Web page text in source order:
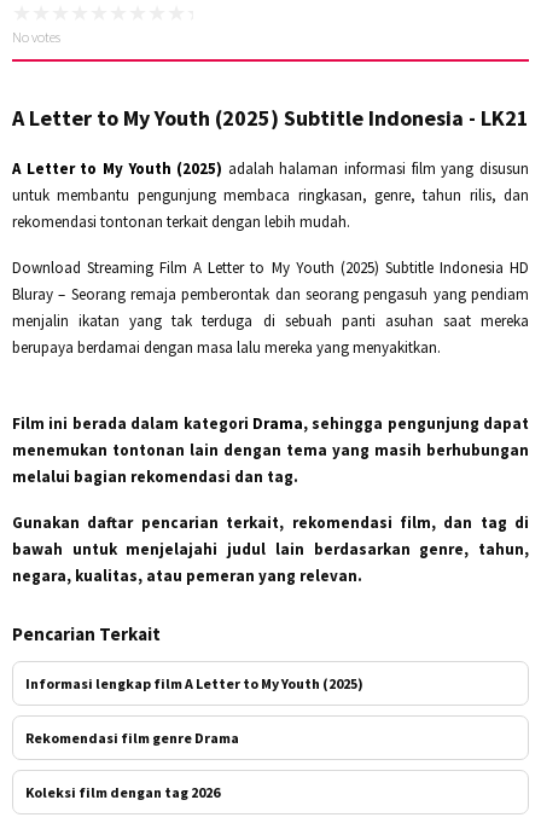
No votes
A Letter to My Youth (2025) Subtitle Indonesia - LK21
A Letter to My Youth (2025) adalah halaman informasi film yang disusun
untuk membantu pengunjung membaca ringkasan, genre, tahun rilis, dan
rekomendasi tontonan terkait dengan lebih mudah.
Download Streaming Film A Letter to My Youth (2025) Subtitle Indonesia HD
Bluray – Seorang remaja pemberontak dan seorang pengasuh yang pendiam
menjalin ikatan yang tak terduga di sebuah panti asuhan saat mereka
berupaya berdamai dengan masa lalu mereka yang menyakitkan.
Film ini berada dalam kategori Drama, sehingga pengunjung dapat
menemukan tontonan lain dengan tema yang masih berhubungan
melalui bagian rekomendasi dan tag.
Gunakan daftar pencarian terkait, rekomendasi film, dan tag di
bawah untuk menjelajahi judul lain berdasarkan genre, tahun,
negara, kualitas, atau pemeran yang relevan.
Pencarian Terkait
Informasi lengkap film A Letter to My Youth (2025)
Rekomendasi film genre Drama
Koleksi film dengan tag 2026